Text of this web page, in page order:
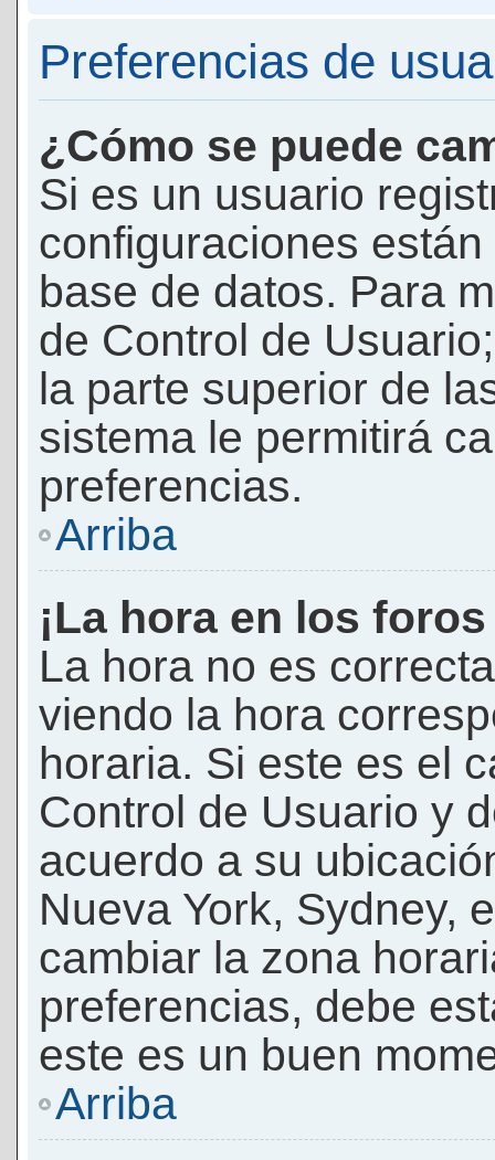
Preferencias de
¿Cómo se puede
Si es un usuario
configuraciones
base de datos. Para
de Control de
la parte superior de
sistema le permitirá
preferencias.
Arriba
¡La hora en los
La hora no es
viendo la hora
horaria. Si este es el
Control de Usuario y
acuerdo a su
Nueva York, Sydney,
cambiar la zona
preferencias, debe
este es un buen
Arriba